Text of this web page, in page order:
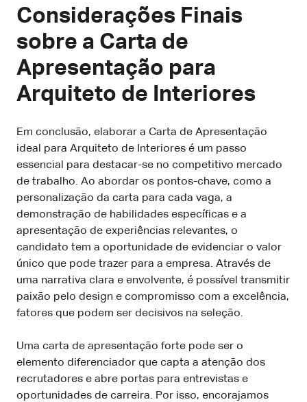
Considerações Finais
sobre a Carta de
Apresentação para
Arquiteto de Interiores
Em conclusão, elaborar a Carta de Apresentação
ideal para Arquiteto de Interiores é um passo
essencial para destacar-se no competitivo mercado
de trabalho. Ao abordar os pontos-chave, como a
personalização da carta para cada vaga, a
demonstração de habilidades específicas e a
apresentação de experiências relevantes, o
candidato tem a oportunidade de evidenciar o valor
único que pode trazer para a empresa. Através de
uma narrativa clara e envolvente, é possível transmitir
paixão pelo design e compromisso com a excelência,
fatores que podem ser decisivos na seleção.
Uma carta de apresentação forte pode ser o
elemento diferenciador que capta a atenção dos
recrutadores e abre portas para entrevistas e
oportunidades de carreira. Por isso, encorajamos